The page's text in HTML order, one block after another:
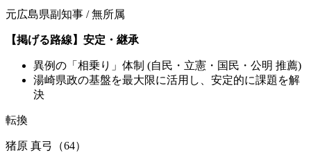
元広島県副知事 / 無所属
【掲げる路線】安定・継承
異例の「相乗り」体制 (自民・立憲・国民・公明 推薦)
湯崎県政の基盤を最大限に活用し、安定的に課題を解
決
転換
猪原 真弓（64）